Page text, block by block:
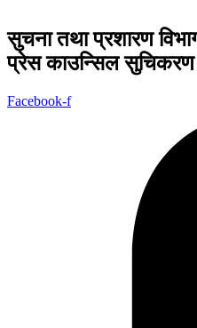
सुचना तथा प्रशारण
प्रेस काउन्सिल सुचिकरण
Facebook-f